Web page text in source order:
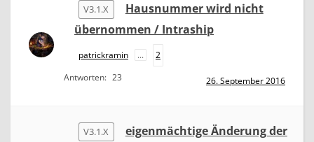
V3.1.X
Hausnummer wird nicht
übernommen / Intraship
patrickramin ...
2
Antworten: 23 26. September 2016
V3.1.X
eigenmächtige Änderung der